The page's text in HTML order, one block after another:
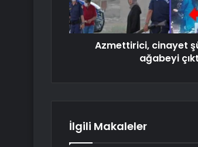
Azmettirici, cinayet
ağabeyi
İlgili Makaleler